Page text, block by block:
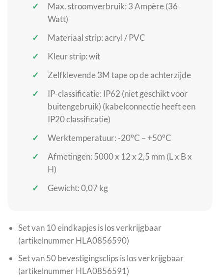
Max. stroomverbruik: 3 Ampère (36
Watt)
Materiaal strip: acryl / PVC
Kleur strip: wit
Zelfklevende 3M tape op de achterzijde
IP-classificatie: IP62 (niet geschikt voor
buitengebruik) (kabelconnectie heeft een
IP20 classificatie)
Werktemperatuur: -20°C – +50°C
Afmetingen: 5000 x 12 x 2,5 mm (L x B x
H)
Gewicht: 0,07 kg
Set van 10 eindkapjes is los verkrijgbaar
(artikelnummer HLA0856590)
Set van 50 bevestigingsclips is los verkrijgbaar
(artikelnummer HLA0856591)